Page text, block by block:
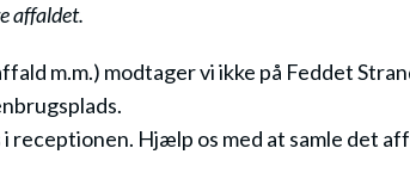
affaldet.
m.m.) modtager vi ikke på Feddet
Hjælp os med at samle det